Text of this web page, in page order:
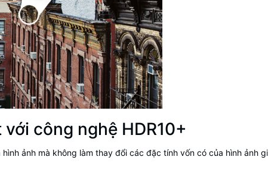
với công nghệ HDR10+
ảnh mà không làm thay đổi các đặc tính vốn có của hình ảnh